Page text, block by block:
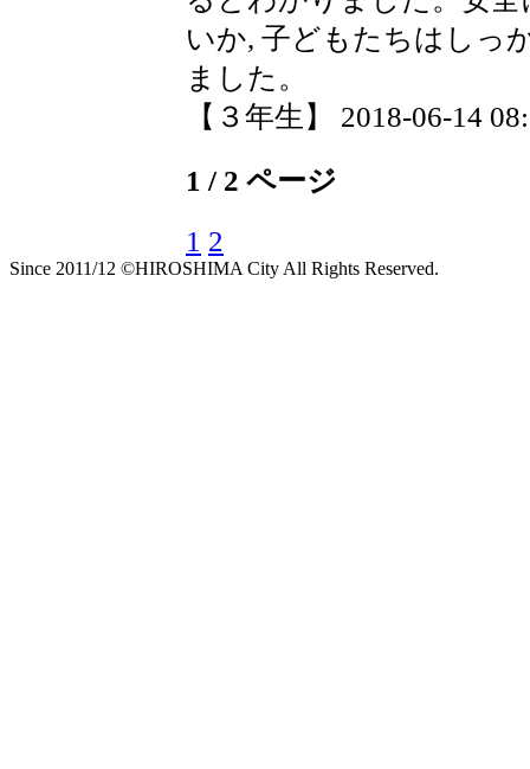
いか, 子どもたちはしっ
ました。
【３年生】 2018-06-14
1 / 2 ページ
1 2
Since 2011/12 ©HIROSHIMA City All Rights Reserved.